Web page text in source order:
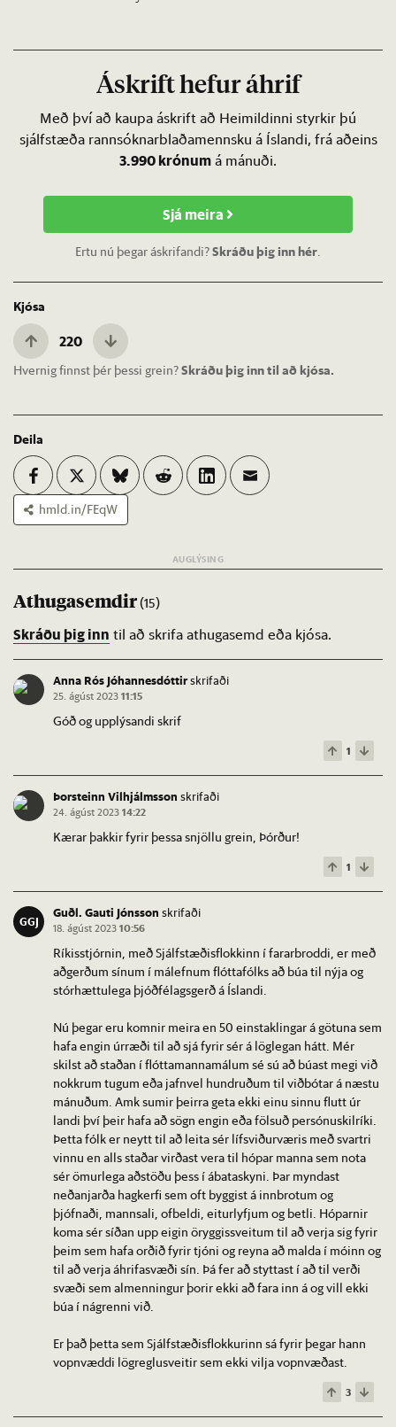
Áskrift hefur áhrif
Með því að kaupa áskrift að Heimildinni styrkir þú
sjálfstæða rannsóknarblaðamennsku á Íslandi, frá aðeins
3.990 krónum á mánuði.
Sjá meira
Ertu nú þegar áskrifandi?Skráðu þig inn hér.
Kjósa
220
Hvernig finnst þér þessi grein?Skráðu þig inn til að kjósa.
Deila
hmld.in/FEqW
Athugasemdir(15)
Skráðu þig inn til að skrifa athugasemd eða kjósa.
Anna Rós Jóhannesdóttirskrifaði
25. ágúst 202311:15
Góð og upplýsandi skrif
1
Þorsteinn Vilhjálmsson skrifaði
24. ágúst 202314:22
Kærar þakkir fyrir þessa snjöllu grein, Þórður!
1
GGJ
Guðl. Gauti Jónsson skrifaði
18. ágúst 202310:56
Ríkisstjórnin, með Sjálfstæðisflokkinn í fararbroddi, er með
aðgerðum sínum í málefnum flóttafólks að búa til nýja og
stórhættulega þjóðfélagsgerð á Íslandi.
Nú þegar eru komnir meira en 50 einstaklingar á götuna sem
hafa engin úrræði til að sjá fyrir sér á löglegan hátt. Mér
skilst að staðan í flóttamannamálum sé sú að búast megi við
nokkrum tugum eða jafnvel hundruðum til viðbótar á næstu
mánuðum. Amk sumir þeirra geta ekki einu sinnu flutt úr
landi því þeir hafa að sögn engin eða fölsuð persónuskilríki.
Þetta fólk er neytt til að leita sér lífsviðurværis með svartri
vinnu en alls staðar virðast vera til hópar manna sem nota
sér ömurlega aðstöðu þess í ábataskyni. Þar myndast
neðanjarða hagkerfi sem oft byggist á innbrotum og
þjófnaði, mannsali, ofbeldi, eiturlyfjum og betli. Hóparnir
koma sér síðan upp eigin öryggissveitum til að verja sig fyrir
þeim sem hafa orðið fyrir tjóni og reyna að malda í móinn og
til að verja áhrifasvæði sín. Þá fer að styttast í að til verði
svæði sem almenningur þorir ekki að fara inn á og vill ekki
búa í nágrenni við.
Er það þetta sem Sjálfstæðisflokkurinn sá fyrir þegar hann
vopnvæddi lögreglusveitir sem ekki vilja vopnvæðast.
3